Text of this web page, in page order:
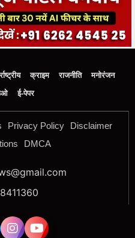
क्राइम राजनीति
मनोरंजन
ई-पेपर
Privacy Policy
Disclaimer
DMCA